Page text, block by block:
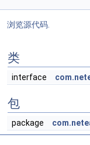
浏览源代码.
类
interface
包
package